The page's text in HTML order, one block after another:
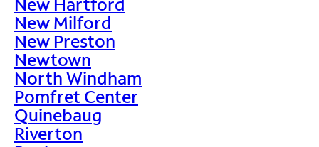
New Milford
New Preston
Newtown
North Windham
Pomfret Center
Quinebaug
Riverton